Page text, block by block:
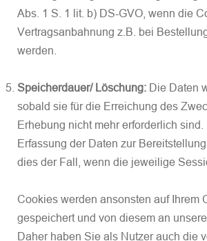
Abs. 1 S. 1 lit. b) DS-GVO, wenn die
Vertragsanbahnung z.B. bei
werden.
Speicherdauer/ Löschung: Die Daten
sobald sie für die Erreichung des
Erhebung nicht mehr erforderlich sind.
Erfassung der Daten zur
dies der Fall, wenn die jeweilige
Cookies werden ansonsten auf Ihrem
gespeichert und von diesem an
Daher haben Sie als Nutzer auch die